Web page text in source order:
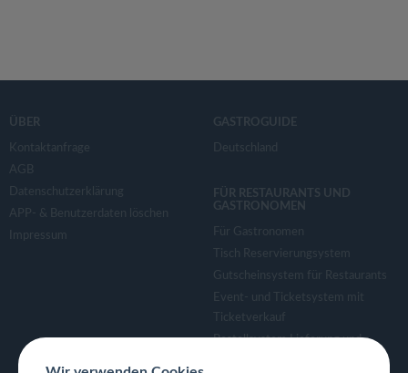
ÜBER
Kontaktanfrage
AGB
Datenschutzerklärung
APP- & Benutzerdaten löschen
Impressum
GASTROGUIDE
Deutschland
FÜR RESTAURANTS UND
GASTRONOMEN
Für Gastronomen
Tisch Reservierungsystem
Gutscheinsystem für Restaurants
Event- und Ticketsystem mit
Ticketverkauf
Bestellsystem Lieferung und